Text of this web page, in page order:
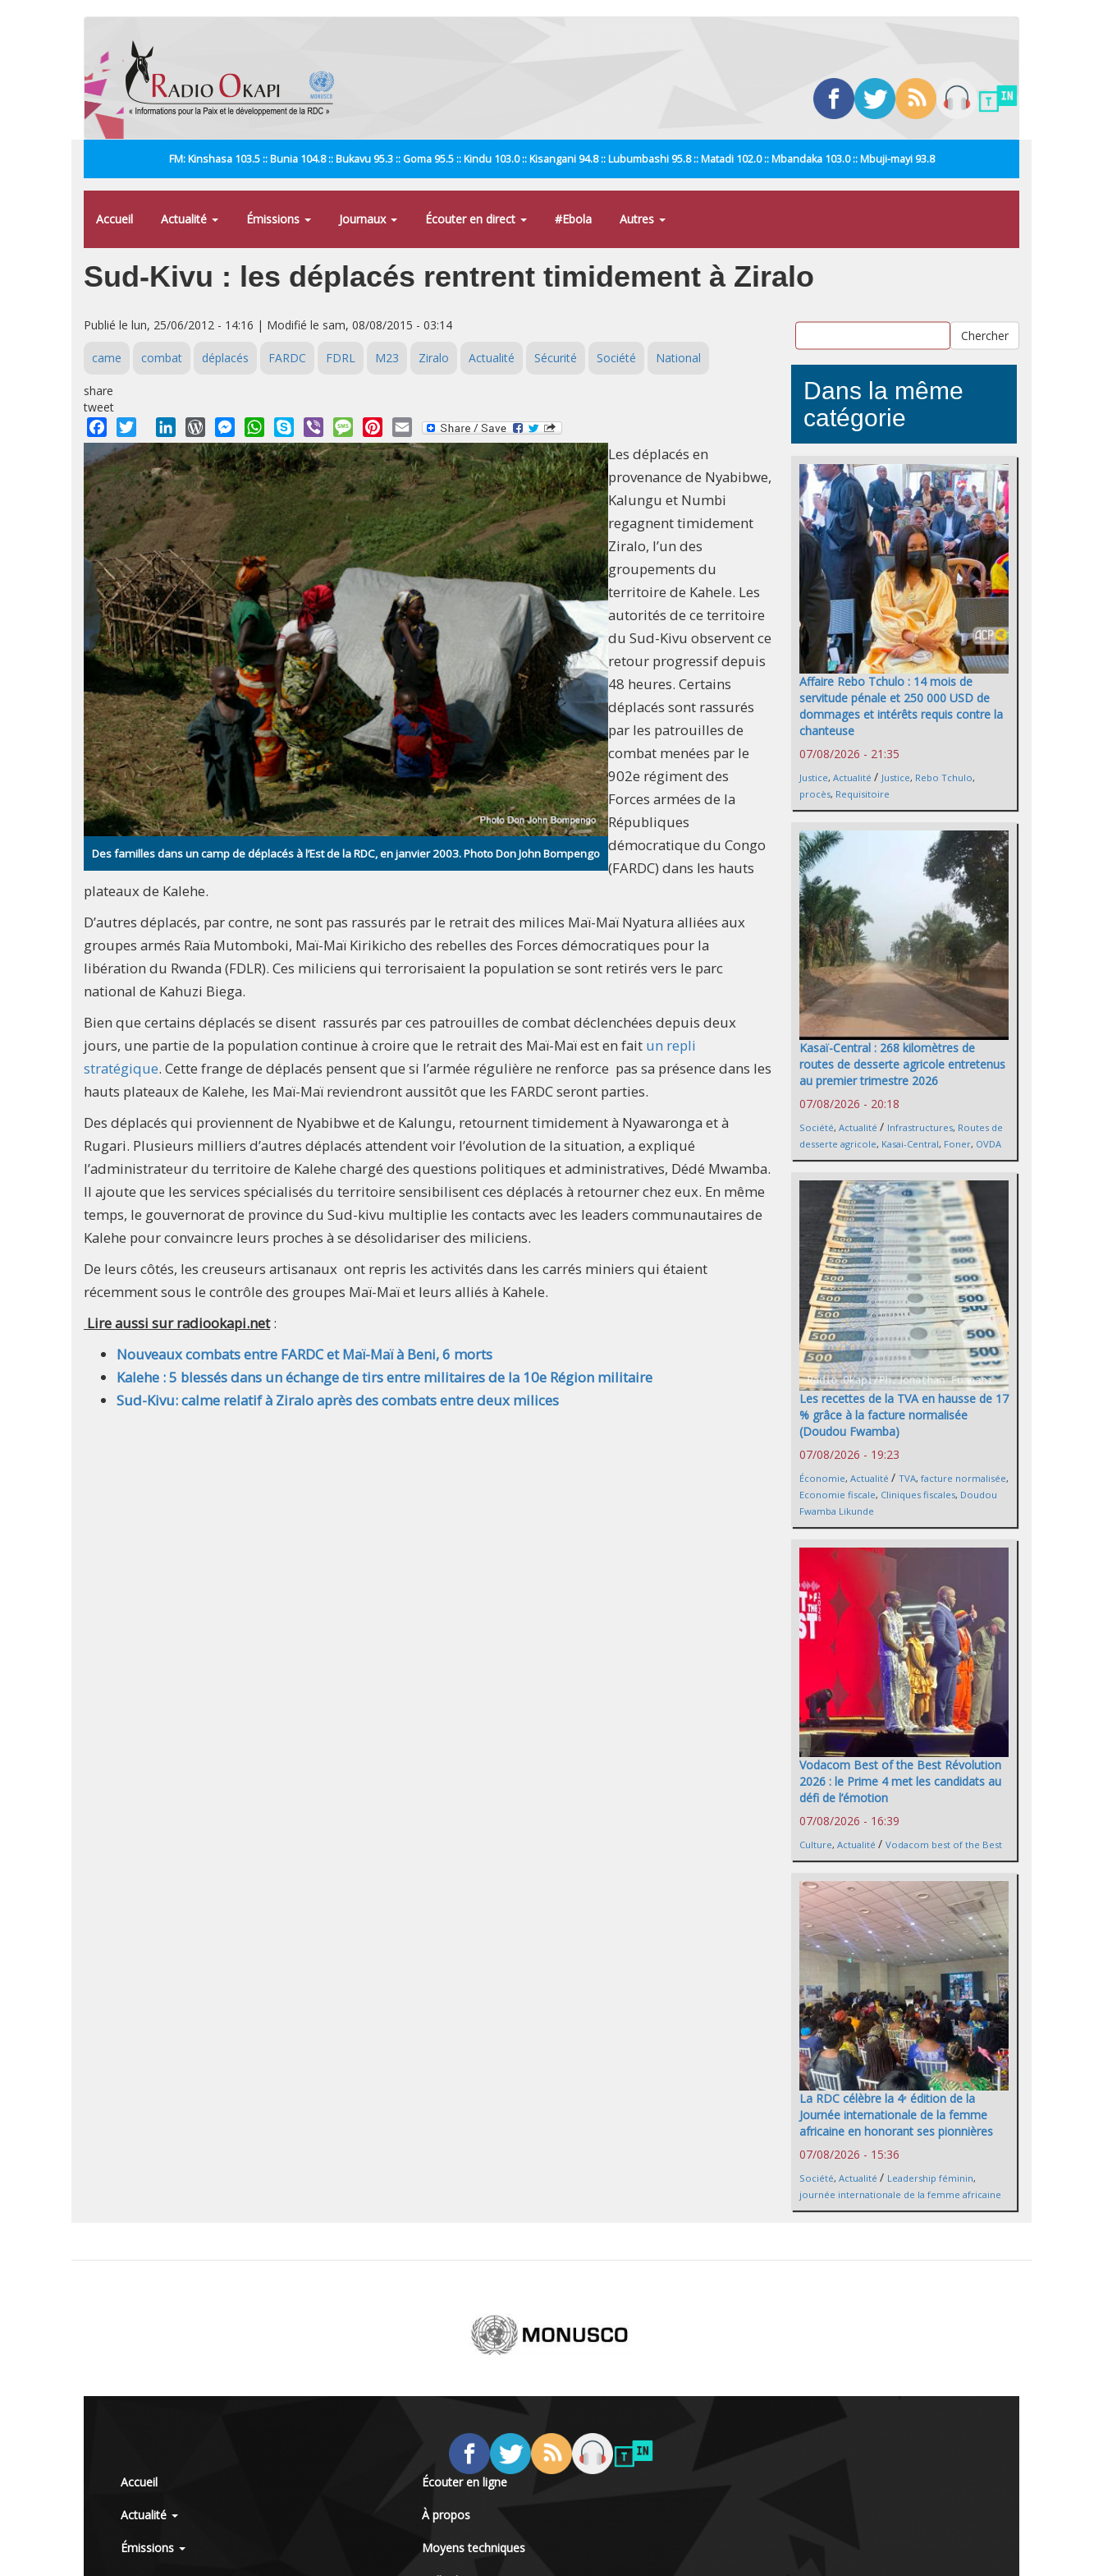
FM: Kinshasa 103.5 :: Bunia 104.8 :: Bukavu 95.3 :: Goma 95.5 :: Kindu 103.0 :: Kisangani 94.8 :: Lubumbashi 95.8 :: Matadi 102.0 :: Mbandaka 103.0 :: Mbuji-mayi 93.8
Accueil Actualité Émissions Journaux Écouter en direct #Ebola Autres
Sud-Kivu : les déplacés rentrent timidement à Ziralo
Publié le lun, 25/06/2012 - 14:16 | Modifié le sam, 08/08/2015 - 03:14
came combat déplacés FARDC FDRL M23 Ziralo Actualité Sécurité Société National
share
tweet
Facebook
Twitter LinkedInWordPressMessengerWhatsApp
Skype Viber MessagePinterest
Email
Des familles dans un camp de déplacés à l’Est de la RDC, en janvier 2003. Photo Don John Bompengo
Les déplacés en
provenance de Nyabibwe,
Kalungu et Numbi
regagnent timidement
Ziralo, l’un des
groupements du
territoire de Kahele. Les
autorités de ce territoire
du Sud-Kivu observent ce
retour progressif depuis
48 heures. Certains
déplacés sont rassurés
par les patrouilles de
combat menées par le
902e régiment des
Forces armées de la
Républiques
démocratique du Congo
(FARDC) dans les hauts
plateaux de Kalehe.
D’autres déplacés, par contre, ne sont pas rassurés par le retrait des milices Maï-Maï Nyatura alliées aux
groupes armés Raïa Mutomboki, Maï-Maï Kirikicho des rebelles des Forces démocratiques pour la
libération du Rwanda (FDLR). Ces miliciens qui terrorisaient la population se sont retirés vers le parc
national de Kahuzi Biega.
Bien que certains déplacés se disent rassurés par ces patrouilles de combat déclenchées depuis deux
jours, une partie de la population continue à croire que le retrait des Maï-Maï est en fait un repli
stratégique. Cette frange de déplacés pensent que si l’armée régulière ne renforce pas sa présence dans les
hauts plateaux de Kalehe, les Maï-Maï reviendront aussitôt que les FARDC seront parties.
Des déplacés qui proviennent de Nyabibwe et de Kalungu, retournent timidement à Nyawaronga et à
Rugari. Plusieurs milliers d’autres déplacés attendent voir l’évolution de la situation, a expliqué
l’administrateur du territoire de Kalehe chargé des questions politiques et administratives, Dédé Mwamba.
Il ajoute que les services spécialisés du territoire sensibilisent ces déplacés à retourner chez eux. En même
temps, le gouvernorat de province du Sud-kivu multiplie les contacts avec les leaders communautaires de
Kalehe pour convaincre leurs proches à se désolidariser des miliciens.
De leurs côtés, les creuseurs artisanaux ont repris les activités dans les carrés miniers qui étaient
récemment sous le contrôle des groupes Maï-Maï et leurs alliés à Kahele.
Lire aussi sur radiookapi.net:
Nouveaux combats entre FARDC et Maï-Maï à Beni, 6 morts
Kalehe : 5 blessés dans un échange de tirs entre militaires de la 10e Région militaire
Sud-Kivu: calme relatif à Ziralo après des combats entre deux milices
Chercher
Dans la même
catégorie
Affaire Rebo Tchulo : 14 mois de
servitude pénale et 250 000 USD de
dommages et intérêts requis contre la
chanteuse
07/08/2026 - 21:35
Justice, Actualité / Justice, Rebo Tchulo,
procès, Requisitoire
Kasaï-Central : 268 kilomètres de
routes de desserte agricole entretenus
au premier trimestre 2026
07/08/2026 - 20:18
Société, Actualité / Infrastructures, Routes de
desserte agricole, Kasai-Central, Foner, OVDA
Les recettes de la TVA en hausse de 17
% grâce à la facture normalisée
(Doudou Fwamba)
07/08/2026 - 19:23
Économie, Actualité / TVA, facture normalisée,
Economie fiscale, Cliniques fiscales, Doudou
Fwamba Likunde
Vodacom Best of the Best Révolution
2026 : le Prime 4 met les candidats au
défi de l’émotion
07/08/2026 - 16:39
Culture, Actualité / Vodacom best of the Best
La RDC célèbre la 4ᵉ édition de la
Journée internationale de la femme
africaine en honorant ses pionnières
07/08/2026 - 15:36
Société, Actualité / Leadership féminin,
journée internationale de la femme africaine
Accueil
Actualité
Émissions
Écouter en ligne
À propos
Moyens techniques